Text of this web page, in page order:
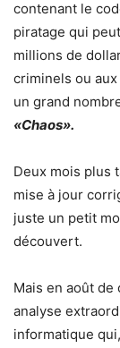
contenant le
piratage qui
millions de
criminels ou
un grand
«Chaos».
Deux mois plus
mise à jour
juste un petit
découvert.
Mais en août de
analyse
informatique